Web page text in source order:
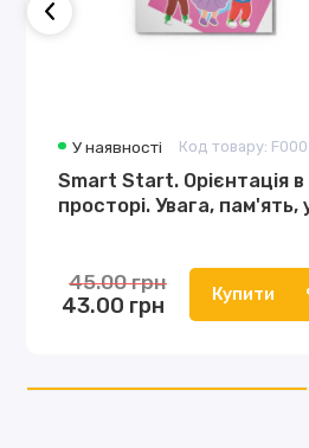
У наявності Код товару:
Smart Start. Орієнтація в
просторі. Увага, пам'ять,
43.00 грн
45.00 грн Купити